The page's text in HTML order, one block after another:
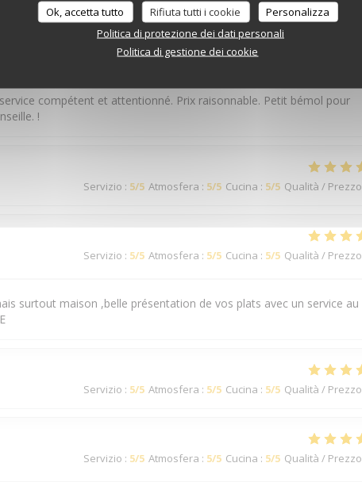
Ok, accetta tutto Rifiuta tutti i cookie
Personalizza
Politica di protezione dei dati personali
Politica di gestione dei cookie
Servizio:5/5 Atmosfera:4/5 Cucina:
compétent et attentionné. Prix raisonnable. Petit bémol pour
!
Servizio : 5/5 Atmosfera : 5/5 Cucina : 5/5 Qualità / Prezzo
Servizio : 5/5 Atmosfera : 5/5 Cucina : 5/5 Qualità / Prezzo
surtout maison ,belle présentation de vos plats avec un service au
Servizio : 5/5 Atmosfera : 5/5 Cucina : 5/5 Qualità / Prezzo
Servizio : 5/5 Atmosfera : 5/5 Cucina : 5/5 Qualità / Prezzo